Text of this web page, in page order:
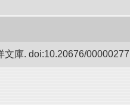
文庫. doi:10.20676/